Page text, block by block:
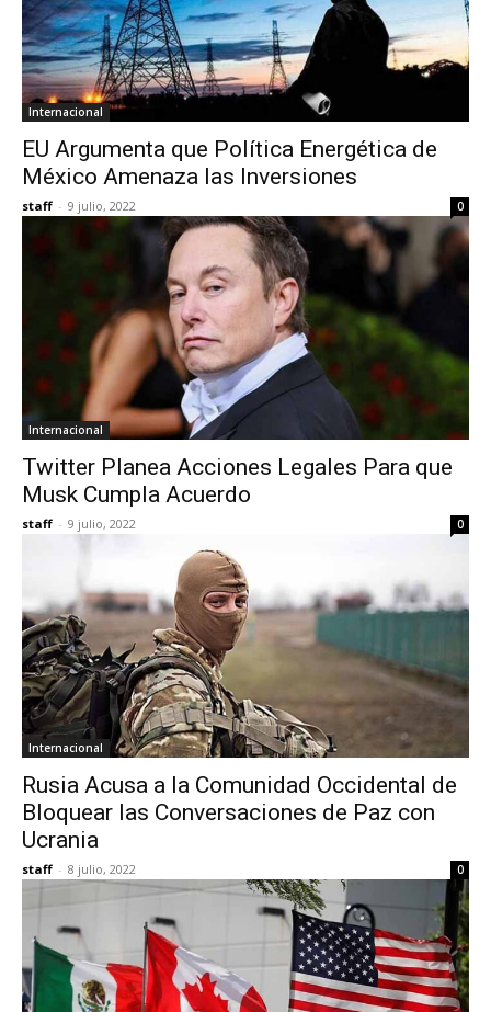
Internacional
EU Argumenta que Política Energética de
México Amenaza las Inversiones
staff - 9 julio, 2022 0
Internacional
Twitter Planea Acciones Legales Para que
Musk Cumpla Acuerdo
staff - 9 julio, 2022 0
Internacional
Rusia Acusa a la Comunidad Occidental de
Bloquear las Conversaciones de Paz con
Ucrania
staff - 8 julio, 2022 0